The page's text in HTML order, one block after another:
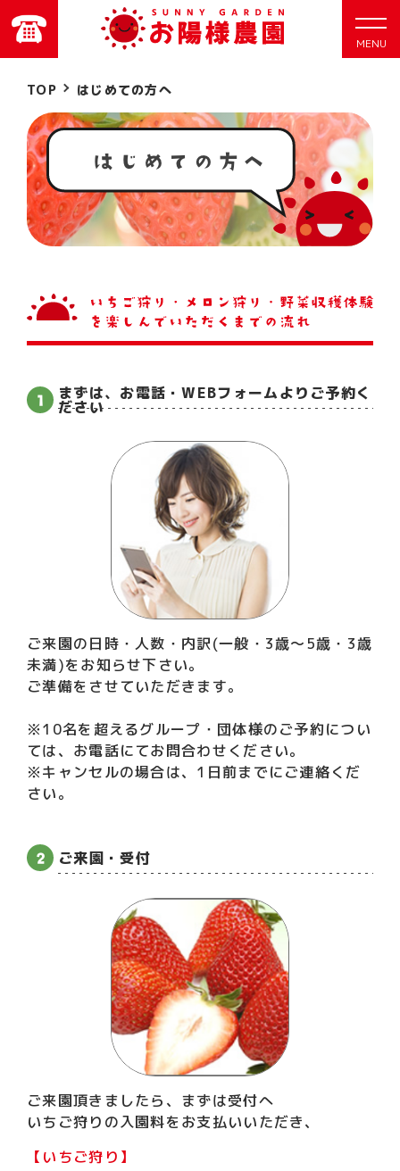
MENU
TOP はじめての方へ
まずは、お電話・WEBフォームよりご予約く
ださい
ご来園の日時・人数・内訳(一般・3歳～5歳・3歳
未満)をお知らせ下さい。
ご準備をさせていただきます。
※10名を超えるグループ・団体様のご予約につい
ては、お電話にてお問合わせください。
※キャンセルの場合は、1日前までにご連絡くだ
さい。
ご来園・受付
ご来園頂きましたら、まずは受付へ
いちご狩りの入園料をお支払いいただき、
【いちご狩り】